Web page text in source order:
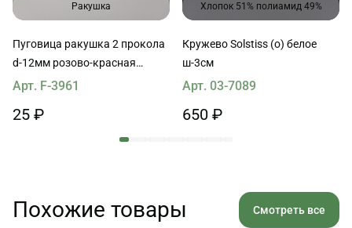
Ракушка
Пуговица ракушка 2 прокола
d-12мм розово-красная
именная
Арт. F-3961
25 ₽
Хлопок 51% полиамид 49%
Кружево Solstiss (о) белое
ш-3см
Арт. 03-7089
650 ₽
Похожие товары Смотреть все